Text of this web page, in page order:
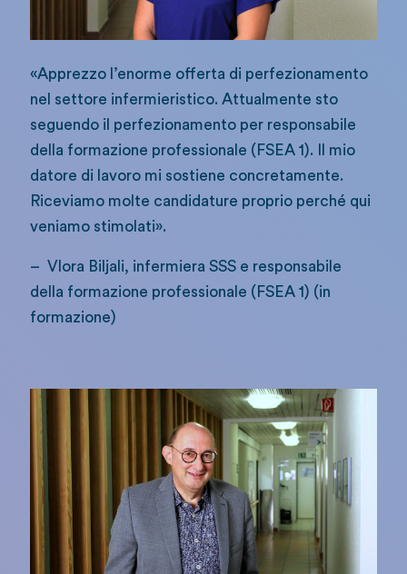
«Apprezzo l’enorme offerta di perfezionamento
nel settore infermieristico. Attualmente sto
seguendo il perfezionamento per responsabile
della formazione professionale (FSEA 1). Il mio
datore di lavoro mi sostiene concretamente.
Riceviamo molte candidature proprio perché qui
veniamo stimolati».
– Vlora Biljali, infermiera SSS e responsabile
della formazione professionale (FSEA 1) (in
formazione)